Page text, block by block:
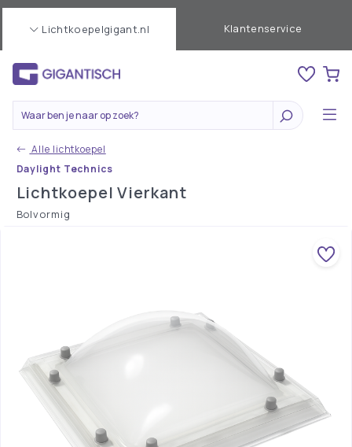
Lichtkoepelgigant.nl Klantenservice
Alle lichtkoepel
Daylight Technics
Lichtkoepel Vierkant
Bolvormig